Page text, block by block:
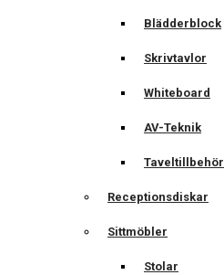
Blädderblock
Skrivtavlor
Whiteboard
AV-Teknik
Taveltillbehör
Receptionsdiskar
Sittmöbler
Stolar